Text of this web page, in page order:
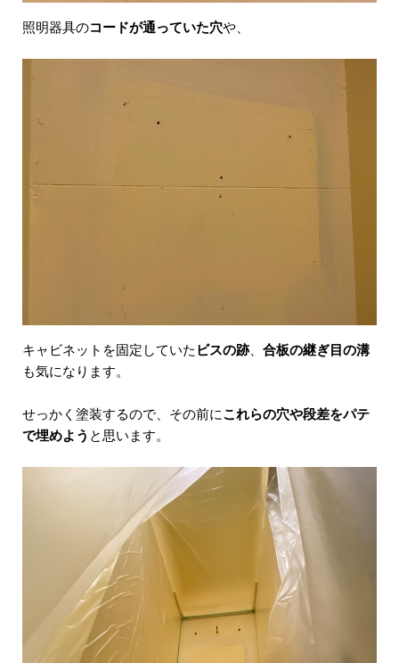
照明器具のコードが通っていた穴や、
キャビネットを固定していた ビスの跡、 合板の継ぎ目の溝
も気になります。
せっかく塗装するので、その前にこれらの穴や段差をパテ
で埋めよう と思います。